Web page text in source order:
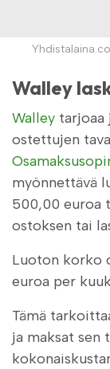
Walley
Walley tarjoaa
ostettujen
myönnettävä
500,00 euroa
ostoksen tai
Luoton korko
euroa per
Tämä
ja maksat sen